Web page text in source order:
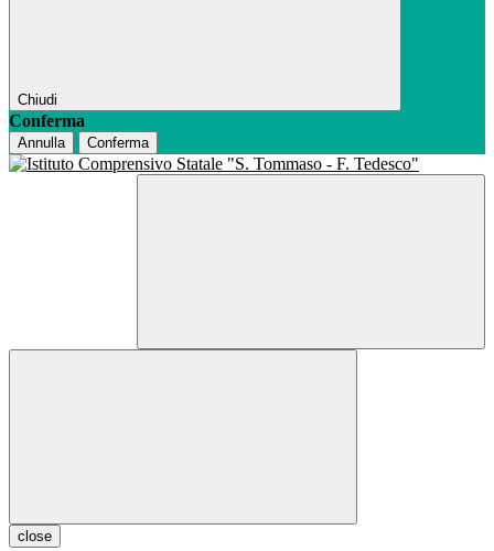
Chiudi
Conferma
Annulla Conferma
close